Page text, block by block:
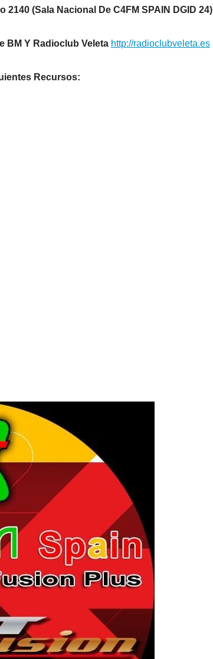
2140 (Sala Nacional De C4FM SPAIN DGID 24)
BM Y Radioclub Veleta http://radioclubveleta.es
Recursos: